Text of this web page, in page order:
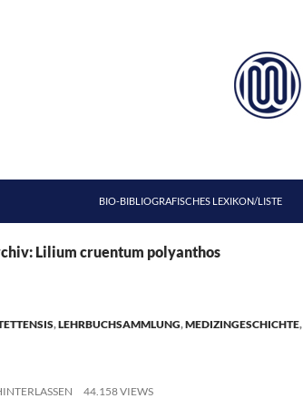
BIO-BIBLIOGRAFISCHES LEXIKON/LISTE
Lilium cruentum polyanthos
,LEHRBUCHSAMMLUNG,MEDIZINGESCHICHTE,
44.158 VIEWS